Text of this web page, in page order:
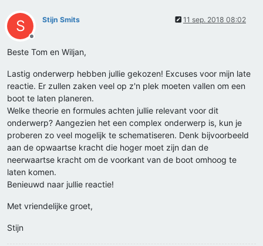
S
Offline
Stijn Smits 11 sep. 2018 08:02
Beste Tom en Wiljan,
Lastig onderwerp hebben jullie gekozen! Excuses voor mijn late
reactie. Er zullen zaken veel op z'n plek moeten vallen om een
boot te laten planeren.
Welke theorie en formules achten jullie relevant voor dit
onderwerp? Aangezien het een complex onderwerp is, kun je
proberen zo veel mogelijk te schematiseren. Denk bijvoorbeeld
aan de opwaartse kracht die hoger moet zijn dan de
neerwaartse kracht om de voorkant van de boot omhoog te
laten komen.
Benieuwd naar jullie reactie!
Met vriendelijke groet,
Stijn